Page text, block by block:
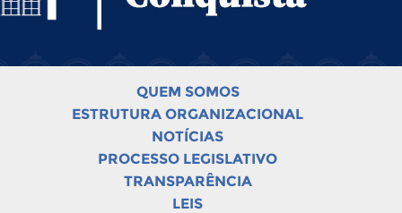
QUEM SOMOS
ESTRUTURA ORGANIZACIONAL
NOTÍCIAS
PROCESSO LEGISLATIVO
TRANSPARÊNCIA
LEIS